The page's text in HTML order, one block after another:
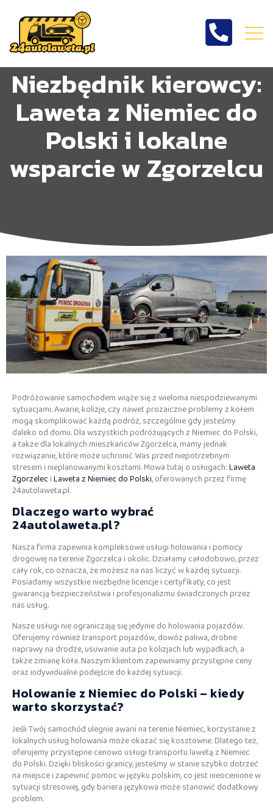
Niezbędnik kierowcy:
Laweta z Niemiec do
Polski i lokalne
wsparcie w Zgorzelcu
Podróżowanie samochodem wiąże się z wieloma niespodziewanymi
sytuacjami. Awarie, kolizje, czy nawet prozaiczne problemy z kołem
mogą skomplikować każdą podróż, szczególnie gdy jesteśmy
daleko od domu. Dla wszystkich podróżujących z Niemiec do Polski,
a także dla lokalnych mieszkańców Zgorzelca, mamy jednak
rozwiązanie, które może uchronić Was przed niepotrzebnym
stresem i nieplanowanymi kosztami. Mowa tutaj o usługach: Laweta
Zgorzeleci Laweta z Niemiec do Polski, oferowanych przez firmę
24autolaweta.pl.
Dlaczego warto wybrać
24autolaweta.pl?
Nasza firma zapewnia kompleksowe usługi holowania i pomocy
drogowej na terenie Zgorzelca i okolic. Działamy całodobowo, przez
cały rok, co oznacza, że możesz na nas liczyć w każdej sytuacji.
Posiadamy wszystkie niezbędne licencje i certyfikaty, co jest
gwarancją bezpieczeństwa i profesjonalizmu świadczonych przez
nas usług.
Nasze usługi nie ograniczają się jedynie do holowania pojazdów.
Oferujemy również transport pojazdów, dowóz paliwa, drobne
naprawy na drodze, usuwanie auta po kolizjach lub wypadkach, a
także zmianę koła. Naszym klientom zapewniamy przystępne ceny
oraz indywidualne podejście do każdej sytuacji.
Holowanie z Niemiec do Polski – kiedy
warto skorzystać?
Jeśli Twój samochód ulegnie awarii na terenie Niemiec, korzystanie z
lokalnych usług holowania może okazać się kosztowne. Dlatego też,
oferujemy przystępne cenowo usługi transportu lawetą z Niemiec
do Polski. Dzięki bliskości granicy, jesteśmy w stanie szybko dotrzeć
na miejsce i zapewnić pomoc w języku polskim, co jest nieocenione w
sytuacji stresowej, gdy bariera językowa może stanowić dodatkowy
problem.